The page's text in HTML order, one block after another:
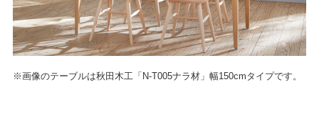
※画像のテーブルは秋田木工「N-T005ナラ材」幅150cmタイプです。